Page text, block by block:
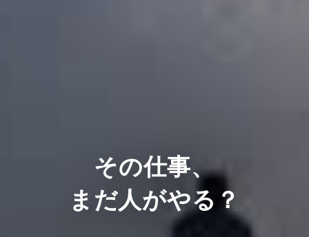
その仕事、
まだ人がやる？